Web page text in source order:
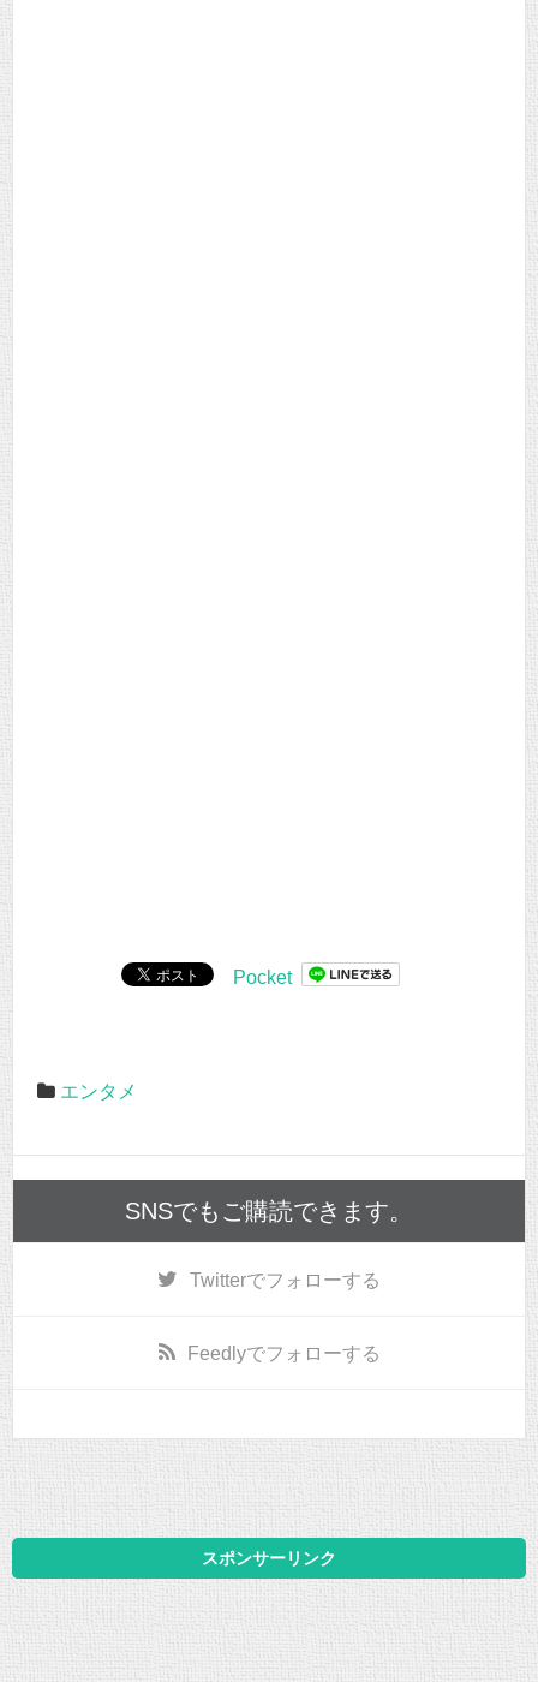
Pocket
エンタメ
SNSでもご購読できます。
Twitterでフォローする
Feedlyでフォローする
スポンサーリンク